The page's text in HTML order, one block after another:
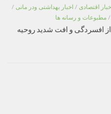
اخبار اقتصادی / اخبار بهداشتی ودر مانی /
/ مطبوعات و رسانه ها
از افسردگی و افت شدید روحیه